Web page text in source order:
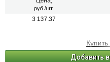
руб./шт.
3 137.37
Купить
Добавить